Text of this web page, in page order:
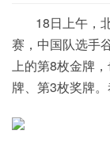
18日上午，
赛，中国队选手
上的第8枚金牌
牌、第3枚奖牌。